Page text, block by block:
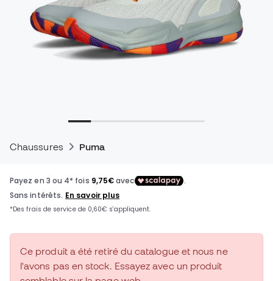
Chaussures Puma
Ce produit a été retiré du catalogue et nous ne
l'avons pas en stock. Essayez avec un produit